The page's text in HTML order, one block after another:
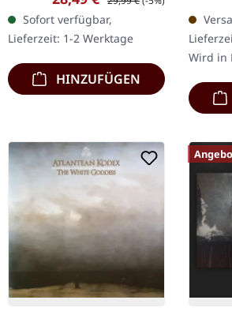
Elixirs Records. 180g
weißes Vinyl im Gatefold
Cover mit schwarz…
Sofort verfügbar,
Lieferzeit: 1-2 Werktage
HINZUFÜGEN
Als
Wird in